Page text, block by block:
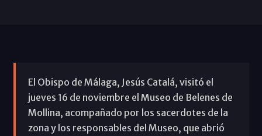
El Obispo de Málaga, Jesús Catalá, visitó el
jueves 16 de noviembre el Museo de Belenes de
Mollina, acompañado por los sacerdotes de la
zona y los responsables del Museo, que abrió